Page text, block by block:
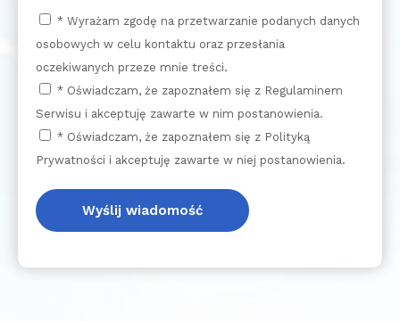
* Wyrażam zgodę na przetwarzanie podanych danych
osobowych w celu kontaktu oraz przesłania
oczekiwanych przeze mnie treści.
* Oświadczam, że zapoznałem się z Regulaminem
Serwisu i akceptuję zawarte w nim postanowienia.
* Oświadczam, że zapoznałem się z Polityką
Prywatności i akceptuję zawarte w niej postanowienia.